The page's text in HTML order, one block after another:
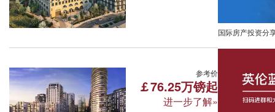
配套完善 教育
伦敦·柏郦 White City
54 Wood Lane, White City, London W12 7RQ
参考价
￡76.25万镑起
进一步了解»
国际房产投资分